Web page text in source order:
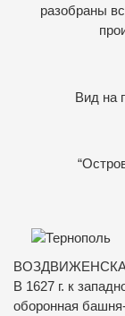
разобраны
Вид на
В 1627 г. к
оборонная